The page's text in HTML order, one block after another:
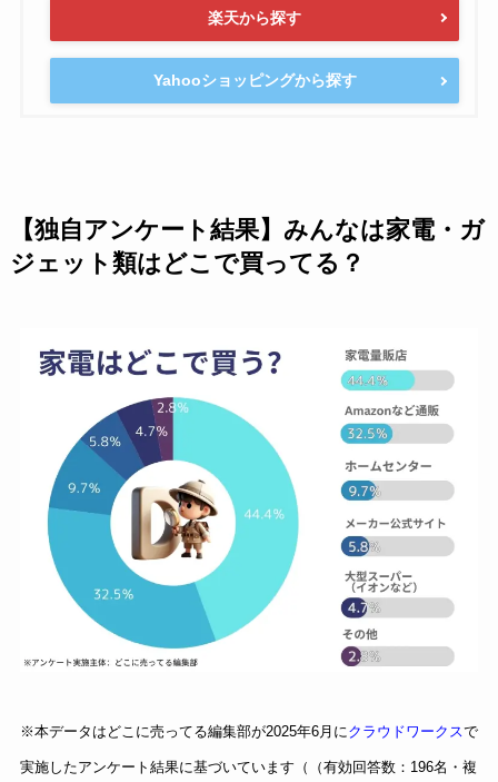
楽天から探す
Yahooショッピングから探す
【独自アンケート結果】みんなは家電・ガ
ジェット類はどこで買ってる？
※本データはどこに売ってる編集部が2025年6月にクラウドワークスで
実施したアンケート結果に基づいています（（有効回答数：196名・複